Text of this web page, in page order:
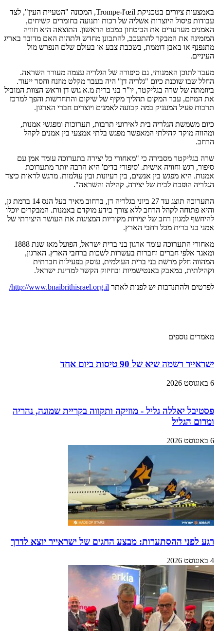
באמצעות ציורים בטכניקת Trompe-l'œil, המכונה "הטעיית העין", לצד
עבודות פיסול היוצרות אשליה של רכות ותנועה בחומרים קשיחים,
האמנים מערערים את הביטחון במבט הראשון. התוצאה היא חוויה
המזמינה את המבקר להתעכב, להתבונן מחדש ולתהות האם מדובר באריג
מתנפנף או באבן דוממת, בשכבת צבע או בעולם שלם הנפרש מול
העיניים.
מעבר לתוכן האמנותי, גם סיפורה של הגלריה עצמה מעורר השראה.
החלל שבו שוכנת כיום "גלריה דן" היה בעבר מקלט מוזנח וחסר ייעוד.
ביוזמתה של שרה בגליקטר, יו"ר בני ברית מ.א גוש דן וראש הצוות המוביל
את המיזם, עבר המקום תהליך מקיף של שיקום והתחדשות והפך למרכז
תרבות פעיל המעניק במה קבועה לאמנים ויוצרים חברי הארגון.
כיום משמשת הגלריה בית לאירועי תרבות, תערוכות ומפגשי אמנות,
ומהווה מוקד קהילתי המאפשר מפגש בלתי אמצעי בין אמנים לקהל
הרחב.
שרה בגליקטר מסבירה כי "מאחורי כל יצירה בתערוכה עומד אמן עם
סיפור, רגש וחוויה אישית. 'סיפורי בדים' היא הרבה יותר מתערוכת
אמנות. היא מפגש בין אנשים, בין רעיונות ובין עולמות. מרגש לראות כיצד
הגלריה הופכת לבית של יצירה, קהילה והשראה".
התערוכה תוצג עד 27 ביוני בגלריה דן, ברחוב מאיר בעל הנס 14 ברמת גן,
והיא פתוחה לקהל הרחב ללא צורך בידע מוקדם באמנות. המבקרים יוכלו
להיחשף למגוון רחב של יצירות מקוריות המציגות את העושר היצירתי של
אמני בני ברית מכל רחבי הארץ.
מאחורי התערוכה עומד ארגון בני ברית ישראל, הפועל מאז שנת 1888
ומאגד אלפי חברים וחברות בעשרות לשכות ברחבי הארץ. הארגון,
המהווה חלק מרשת בני ברית העולמית, עוסק בפעילות חברתית
וקהילתית, במאבק באנטישמיות ובחיזוק הקשר למדינת ישראל.
לפרטים ולהתנדבות יש לפנות לאתר http://www.bnaibrithisrael.org.il/
מאמרים נוספים
ישראייר רשמה שיא של 90 טיסות ביום אחד
6 באוגוסט 2026
פסטיבל יאללה גליל - מוזיקה ותקווה בקריית שמונה, נהריה
ומרום הגליל
6 באוגוסט 2026
רגע לפני ההסתערות: מבצע החגים של ישראייר יוצא לדרך
4 באוגוסט 2026